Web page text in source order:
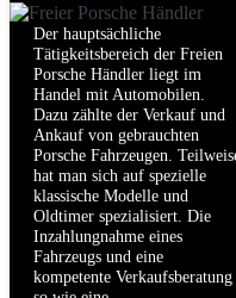
Der hauptsächliche
Tätigkeitsbereich der Freien
Porsche Händler liegt im
Handel mit Automobilen.
Dazu zählte der Verkauf und
Ankauf von gebrauchten
Porsche Fahrzeugen.
hat man sich auf spezielle
klassische Modelle und
Oldtimer spezialisiert. Die
Inzahlungnahme eines
Fahrzeugs und eine
kompetente Verkaufsberatung